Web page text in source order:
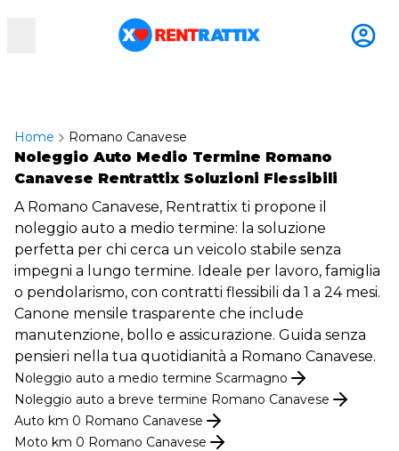
RentRattix
Home Romano Canavese
Noleggio Auto Medio Termine Romano
Canavese Rentrattix Soluzioni Flessibili
A Romano Canavese, Rentrattix ti propone il
noleggio auto a medio termine: la soluzione
perfetta per chi cerca un veicolo stabile senza
impegni a lungo termine. Ideale per lavoro, famiglia
o pendolarismo, con contratti flessibili da 1 a 24 mesi.
Canone mensile trasparente che include
manutenzione, bollo e assicurazione. Guida senza
pensieri nella tua quotidianità a Romano Canavese.
Noleggio auto a medio termine Scarmagno
Noleggio auto a breve termine Romano Canavese
Auto km 0 Romano Canavese
Moto km 0 Romano Canavese